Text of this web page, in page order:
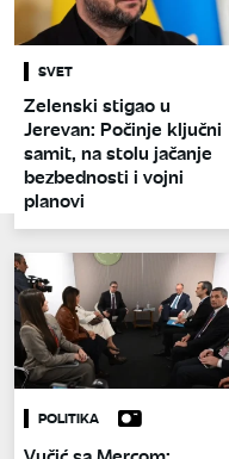
SVET
Zelenski stigao u
Jerevan: Počinje ključni
samit, na stolu jačanje
bezbednosti i vojni
planovi
POLITIKA